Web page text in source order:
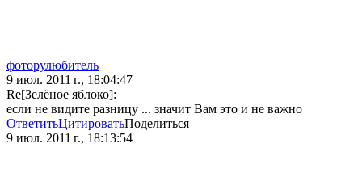
фоторулюбитель
9 июл. 2011 г., 18:04:47
Re[Зелёное яблоко]:
если не видите разницу ... значит Вам это и не важно
ОтветитьЦитироватьПоделиться
9 июл. 2011 г., 18:13:54